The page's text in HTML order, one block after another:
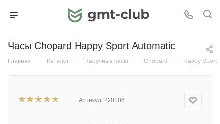
Часы Chopard Happy Sport Automatic
Главная — Каталог — Наручные часы — Chopard — Happy Sport
Артикул: 220106